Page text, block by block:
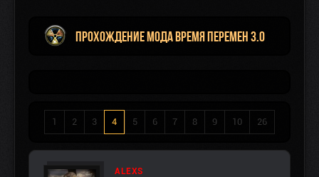
Прохождение мода Время Перемен 3.0
1 2 3 4 5 6 7 8 9 10 26
ALEXS